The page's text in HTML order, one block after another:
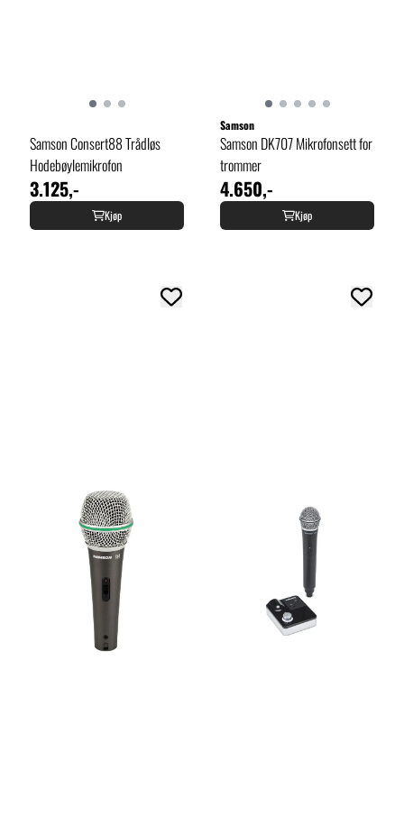
Samson Consert88 Trådløs
Hodebøylemikrofon
3.125,-
Kjøp
Samson
Samson DK707 Mikrofonsett for
trommer
4.650,-
Kjøp